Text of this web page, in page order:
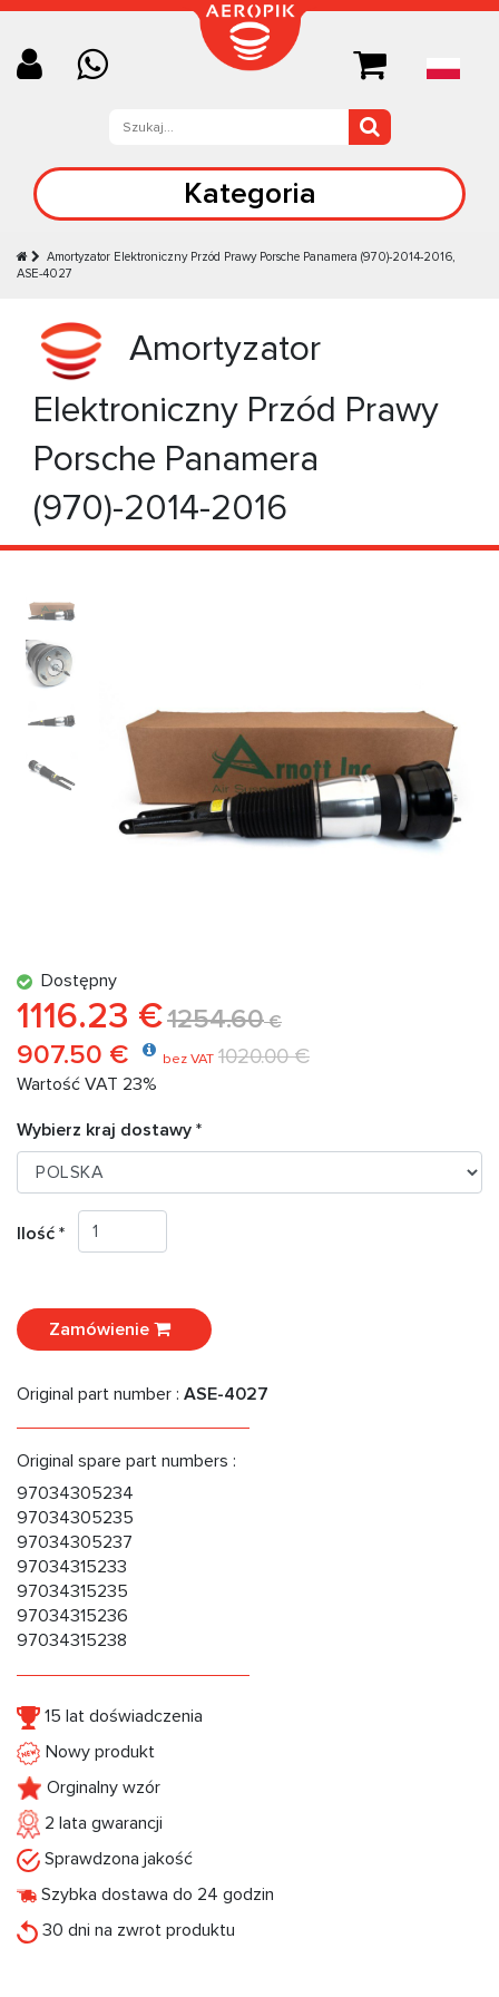
Kategoria
Amortyzator Elektroniczny Przód Prawy Porsche Panamera (970)-2014-2016,
ASE-4027
Amortyzator
Elektroniczny Przód Prawy
Porsche Panamera
(970)-2014-2016
Dostępny
1116.23 €1254.60€
907.50 € bez VAT 1020.00 €
Wartość VAT 23%
Wybierz kraj dostawy *
Ilość *
Zamówienie
Original part number : ASE-4027
Original spare part numbers :
97034305234
97034305235
97034305237
97034315233
97034315235
97034315236
97034315238
15 lat doświadczenia
Nowy produkt
Orginalny wzór
2 lata gwarancji
Sprawdzona jakość
Szybka dostawa do 24 godzin
30 dni na zwrot produktu